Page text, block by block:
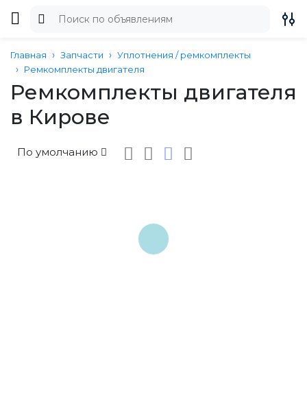
Главная Запчасти
Уплотнения / ремкомплекты
Ремкомплекты двигателя
Ремкомплекты двигателя
в Кирове
По умолчанию